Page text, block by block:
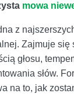
mowa
z
Zajmuje się
głosu,
słów.
na to, jak